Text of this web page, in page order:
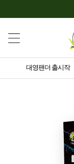
대영팬더 출시작